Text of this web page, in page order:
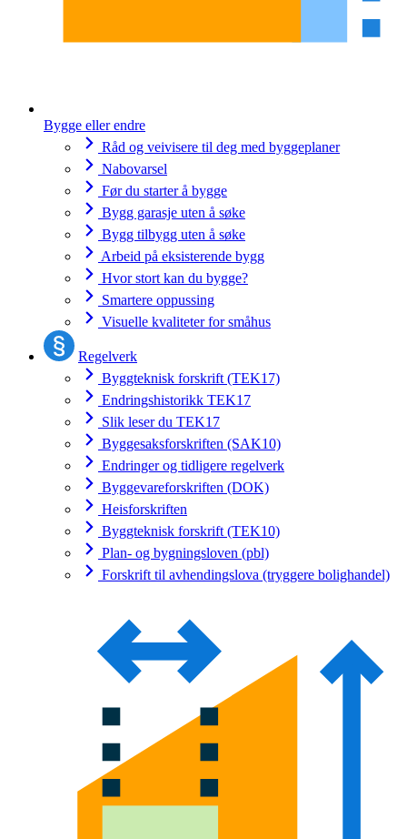
Bygge eller endre
Råd og veivisere til deg med byggeplaner
Nabovarsel
Før du starter å bygge
Bygg garasje uten å søke
Bygg tilbygg uten å søke
Arbeid på eksisterende bygg
Hvor stort kan du bygge?
Smartere oppussing
Visuelle kvaliteter for småhus
Regelverk
Byggteknisk forskrift (TEK17)
Endringshistorikk TEK17
Slik leser du TEK17
Byggesaksforskriften (SAK10)
Endringer og tidligere regelverk
Byggevareforskriften (DOK)
Heisforskriften
Byggteknisk forskrift (TEK10)
Plan- og bygningsloven (pbl)
Forskrift til avhendingslova (tryggere bolighandel)